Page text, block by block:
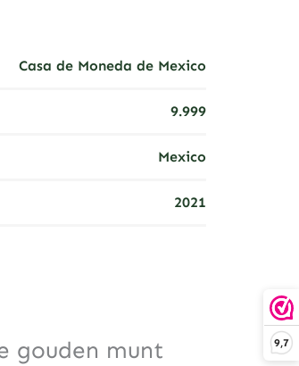
9,7
Casa de Moneda de Mexico
9.999
Mexico
2021
gouden munt